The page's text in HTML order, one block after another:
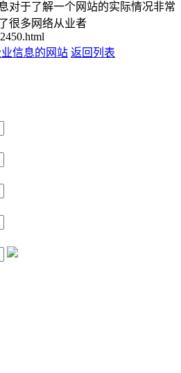
对于了解一个网站的实际情况非常
很多网络从业者
信息的网站 返回列表